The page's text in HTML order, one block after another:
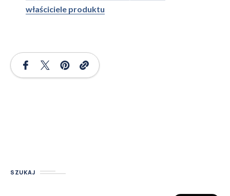
właściciele produktu
SZUKAJ